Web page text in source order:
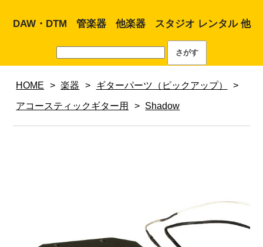
DAW・DTM 管楽器 他楽器 スタジオ レンタル 他
HOME > 楽器 > ギターパーツ（ピックアップ） >
アコースティックギター用 > Shadow